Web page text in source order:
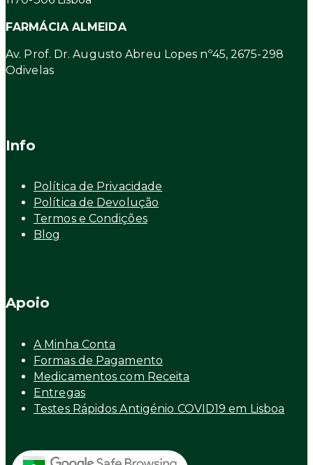
FARMÁCIA ALMEIDA
Av. Prof. Dr. Augusto Abreu Lopes nº45, 2675-298
Odivelas
Info
Política de Privacidade
Política de Devolução
Termos e Condições
Blog
Apoio
A Minha Conta
Formas de Pagamento
Medicamentos com Receita
Entregas
Testes Rápidos Antigénio COVID19 em Lisboa